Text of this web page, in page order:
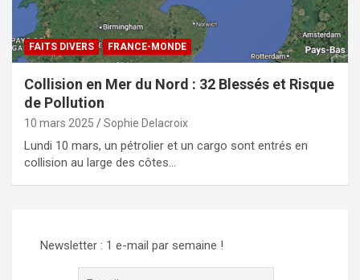
FAITS DIVERS FRANCE-MONDE
Collision en Mer du Nord : 32 Blessés et Risque
de Pollution
10 mars 2025 Sophie Delacroix
Lundi 10 mars, un pétrolier et un cargo sont entrés en
collision au large des côtes…
Newsletter : 1 e-mail par semaine !